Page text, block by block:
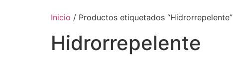
Inicio / Productos etiquetados “Hidrorrepelente”
Hidrorrepelente